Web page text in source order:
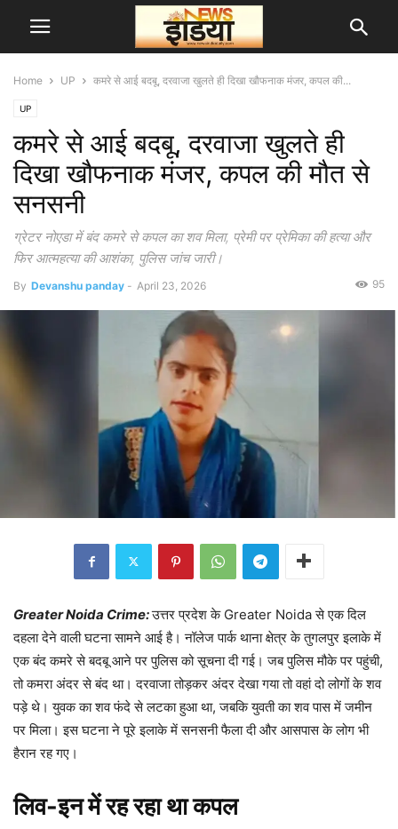
Home UP कमरे से आई बदबू, दरवाजा खुलते ही दिखा खौफनाक मंजर, कपल की...
UP
कमरे से आई बदबू, दरवाजा खुलते ही
दिखा खौफनाक मंजर, कपल की मौत से
सनसनी
ग्रेटर नोएडा में बंद कमरे से कपल का शव मिला, प्रेमी पर प्रेमिका की हत्या और
फिर आत्महत्या की आशंका, पुलिस जांच जारी।
By Devanshu panday - April 23, 2026 95
Greater Noida Crime:उत्तर प्रदेश के Greater Noida से एक दिल
दहला देने वाली घटना सामने आई है। नॉलेज पार्क थाना क्षेत्र के तुगलपुर इलाके में
एक बंद कमरे से बदबू आने पर पुलिस को सूचना दी गई। जब पुलिस मौके पर पहुंची,
तो कमरा अंदर से बंद था। दरवाजा तोड़कर अंदर देखा गया तो वहां दो लोगों के शव
पड़े थे। युवक का शव फंदे से लटका हुआ था, जबकि युवती का शव पास में जमीन
पर मिला। इस घटना ने पूरे इलाके में सनसनी फैला दी और आसपास के लोग भी
हैरान रह गए।
लिव-इन में रह रहा था कपल